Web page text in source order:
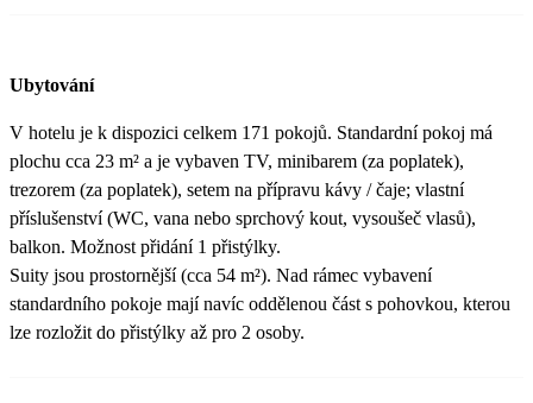
Ubytování
V hotelu je k dispozici celkem 171 pokojů. Standardní pokoj má
plochu cca 23 m² a je vybaven TV, minibarem (za poplatek),
trezorem (za poplatek), setem na přípravu kávy / čaje; vlastní
příslušenství (WC, vana nebo sprchový kout, vysoušeč vlasů),
balkon. Možnost přidání 1 přistýlky.
Suity jsou prostornější (cca 54 m²). Nad rámec vybavení
standardního pokoje mají navíc oddělenou část s pohovkou, kterou
lze rozložit do přistýlky až pro 2 osoby.